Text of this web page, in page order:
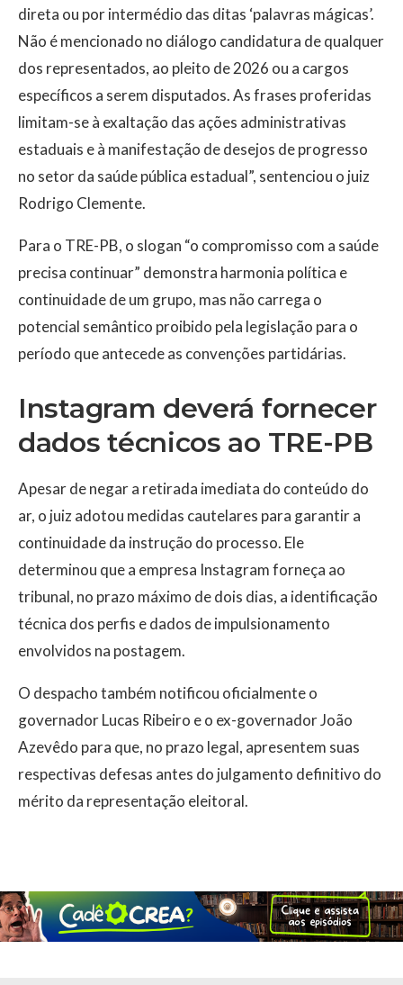
direta ou por intermédio das ditas ‘palavras mágicas’.
Não é mencionado no diálogo candidatura de qualquer
dos representados, ao pleito de 2026 ou a cargos
específicos a serem disputados. As frases proferidas
limitam-se à exaltação das ações administrativas
estaduais e à manifestação de desejos de progresso
no setor da saúde pública estadual”, sentenciou o juiz
Rodrigo Clemente.
Para o TRE-PB, o slogan “o compromisso com a saúde
precisa continuar” demonstra harmonia política e
continuidade de um grupo, mas não carrega o
potencial semântico proibido pela legislação para o
período que antecede as convenções partidárias.
Instagram deverá fornecer
dados técnicos ao TRE-PB
Apesar de negar a retirada imediata do conteúdo do
ar, o juiz adotou medidas cautelares para garantir a
continuidade da instrução do processo. Ele
determinou que a empresa Instagram forneça ao
tribunal, no prazo máximo de dois dias, a identificação
técnica dos perfis e dados de impulsionamento
envolvidos na postagem.
O despacho também notificou oficialmente o
governador Lucas Ribeiro e o ex-governador João
Azevêdo para que, no prazo legal, apresentem suas
respectivas defesas antes do julgamento definitivo do
mérito da representação eleitoral.